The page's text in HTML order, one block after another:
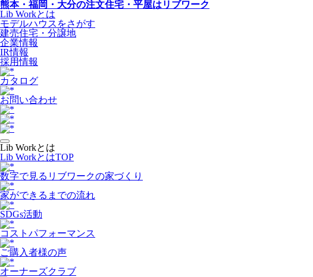
熊本・福岡・大分の注文住宅・平屋はリブワーク
Lib Workとは
モデルハウスをさがす
建売住宅・分譲地
企業情報
IR情報
採用情報
カタログ
お問い合わせ
Lib Workとは
Lib WorkとはTOP
数字で⾒るリブワークの家づくり
家ができるまでの流れ
SDGs活動
コストパフォーマンス
ご購入者様の声
オーナーズクラブ